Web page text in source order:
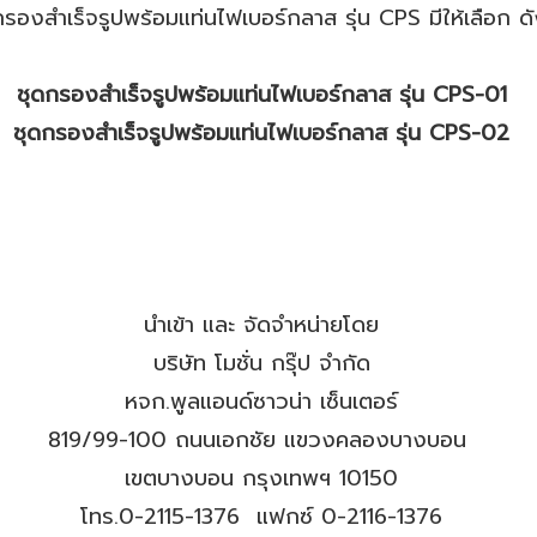
องสำเร็จรูปพร้อมแท่นไฟเบอร์กลาส รุ่น CPS มีให้เลือก
ชุดกรองสำเร็จรูปพร้อมแท่นไฟเบอร์กลาส รุ่น CPS-01
ชุดกรองสำเร็จรูปพร้อมแท่นไฟเบอร์กลาส รุ่น CPS-02
นำเข้า และ จัดจำหน่ายโดย
บริษัท โมชั่น กรุ๊ป จำกัด
หจก.พูลแอนด์ซาวน่า เซ็นเตอร์
819/99-100 ถนนเอกชัย แขวงคลองบางบอน
เขตบางบอน กรุงเทพฯ 10150
โทร.0-2115-1376 แฟกซ์ 0-2116-1376